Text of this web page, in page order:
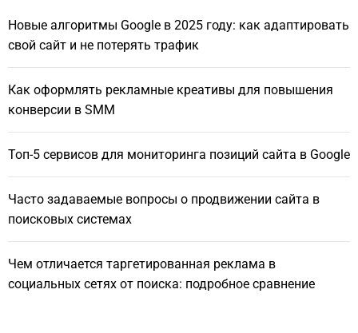
Новые алгоритмы Google в 2025 году: как адаптировать
свой сайт и не потерять трафик
Как оформлять рекламные креативы для повышения
конверсии в SMM
Топ-5 сервисов для мониторинга позиций сайта в Google
Часто задаваемые вопросы о продвижении сайта в
поисковых системах
Чем отличается таргетированная реклама в
социальных сетях от поиска: подробное сравнение